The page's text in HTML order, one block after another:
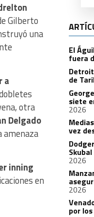
Gilberto
una
a
otra
Delgado
amenaza
inning
en
El
fuera
de
siete
2026
vez
2026
2026
por